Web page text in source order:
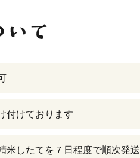
付けております
米したてを７日程度で順次発送